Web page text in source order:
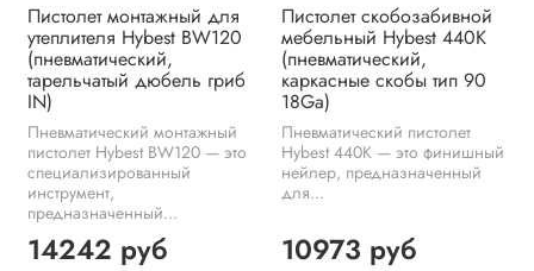
Пистолет монтажный для
утеплителя Hybest BW120
(пневматический,
тарельчатый дюбель гриб
IN)
Пневматический монтажный
пистолет Hybest BW120 — это
специализированный
инструмент,
предназначенный...
14242 руб
Пистолет скобозабивной
мебельный Hybest 440K
(пневматический,
каркасные скобы тип 90
18Ga)
Пневматический пистолет
Hybest 440K — это финишный
нейлер, предназначенный
для...
10973 руб